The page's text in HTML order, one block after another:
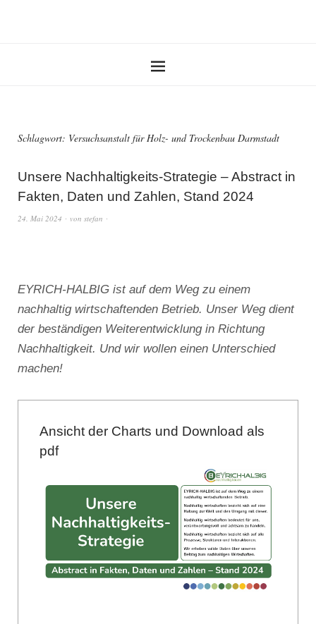
Schlagwort: Versuchsanstalt für Holz- und Trockenbau Darmstadt
Unsere Nachhaltigkeits-Strategie – Abstract in
Fakten, Daten und Zahlen, Stand 2024
24. Mai 2024 von stefan
EYRICH-HALBIG ist auf dem Weg zu einem
nachhaltig wirtschaftenden Betrieb. Unser Weg dient
der beständigen Weiterentwicklung in Richtung
Nachhaltigkeit. Und wir wollen einen Unterschied
machen!
Ansicht der Charts und Download als
pdf